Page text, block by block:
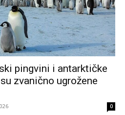
pingvini i antarktičke
zvanično ugrožene
0